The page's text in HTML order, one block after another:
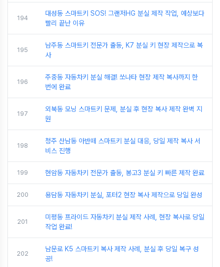
194
대성동 스마트키 SOS! 그랜저HG 분실 제작 작업, 예상보다
빨리 끝난 이유
195
남주동 스마트키 전문가 출동, K7 분실 키 현장 제작으로 복
사
196
주중동 자동차키 분실 해결! 쏘나타 현장 제작 복사까지 한
번에 완료
197
외북동 모닝 스마트키 문제, 분실 후 현장 복사 제작 완벽 지
원
198
청주 산남동 아반떼 스마트키 분실 대응, 당일 제작 복사 서
비스 진행
199 현암동 자동차키 전문가 출동, 봉고3 분실 키 빠른 제작 완료
200 용담동 자동차키 분실, 포터2 현장 복사 제작으로 당일 완성
201
미평동 프라이드 자동차키 분실 제작 사례, 현장 복사로 당일
작업 완료!
202
남문로 K5 스마트키 복사 제작 사례, 분실 후 당일 복구 성
공!